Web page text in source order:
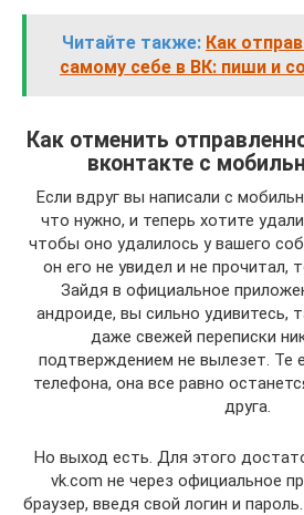
Читайте также: Как
самому себе в ВК: пиши и
Как отменить
вконтакте с
Если вдруг вы написали с
что нужно, и теперь хотите
чтобы оно удалилось у вашего
он его не увидел и не прочитал,
Зайдя в официальное
андроиде, вы сильно удивитесь,
даже свежей переписки
подтверждением не вылезет. Те
телефона, она все равно
друга.
Но выход есть. Для этого
vk.com не через официальное
браузер, введя свой логин и